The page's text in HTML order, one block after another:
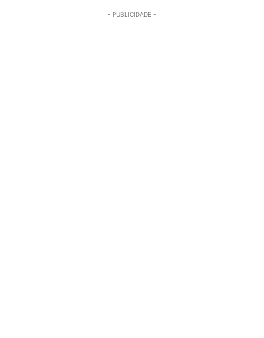
- PUBLICIDADE -